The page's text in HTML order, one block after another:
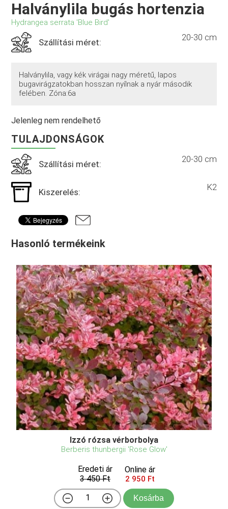
Halványlila bugás hortenzia
Hydrangea serrata 'Blue Bird'
Szállítási méret: 20-30 cm
Halványlila, vagy kék virágai nagy méretű, lapos
bugavirágzatokban hosszan nyílnak a nyár második
felében. Zóna:6a
Jelenleg nem rendelhető
TULAJDONSÁGOK
Szállítási méret: 20-30 cm
Kiszerelés: K2
Hasonló termékeink
Izzó rózsa vérborbolya
Berberis thunbergii 'Rose Glow'
Eredeti ár
3 450 Ft
Online ár
2 950 Ft
Kosárba